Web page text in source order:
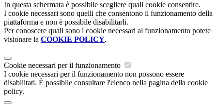
In questa schermata è possibile scegliere quali cookie consentire.
I cookie necessari sono quelli che consentono il funzionamento della
piattaforma e non è possibile disabilitarli.
Per conoscere quali sono i cookie necessari al funzionamento potete
visionare la COOKIE POLICY.
Cookie necessari per il funzionamento
I cookie necessari per il funzionamento non possono essere
disabilitati. È possibile consultare l'elenco nella pagina della cookie
policy.